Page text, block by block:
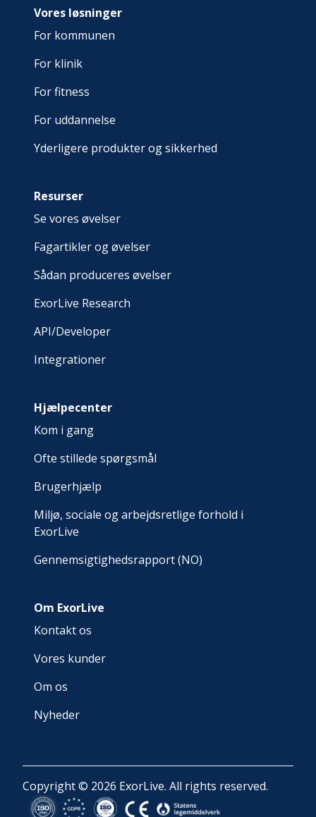
Vores løsninger
For kommunen
For klinik
For fitness
For uddannelse
Yderligere produkter og sikkerhed
Resurser
Se vores øvelser
Fagartikler og øvelser
Sådan produceres øvelser
ExorLive Research
API/Developer
Integrationer
Hjælpecenter
Kom i gang
Ofte stillede spørgsmål
Brugerhjælp
Miljø, sociale og arbejdsretlige forhold i
ExorLive
Gennemsigtighedsrapport (NO)
Om ExorLive
Kontakt os
Vores kunder
Om os
Nyheder
Copyright © 2026 ExorLive. All rights reserved.